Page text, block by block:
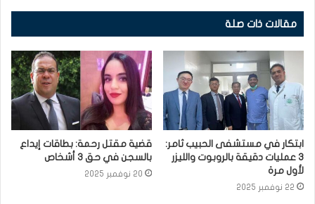
مقالات ذات صلة
ابتكار في مستشفى الحبيب ثامر:
3 عمليات دقيقة بالروبوت والليزر
لأول مرة
22 نوفمبر 2025
قضية مقتل رحمة: بطاقات إيداع
بالسجن في حق 3 أشخاص
20 نوفمبر 2025